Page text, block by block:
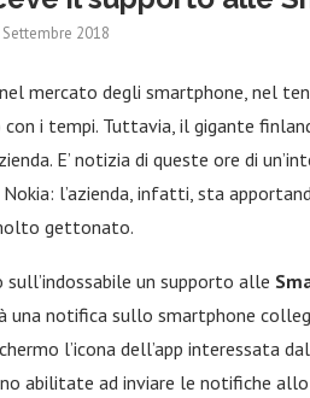
2018
mercato degli smartphone, nel
i tempi. Tuttavia, il gigante
E’ notizia di queste ore di
Nokia: l’azienda, infatti, sta
gettonato.
un supporto alle
una notifica sullo smartphone
l’icona dell’app interessata
abilitate ad inviare le notifiche